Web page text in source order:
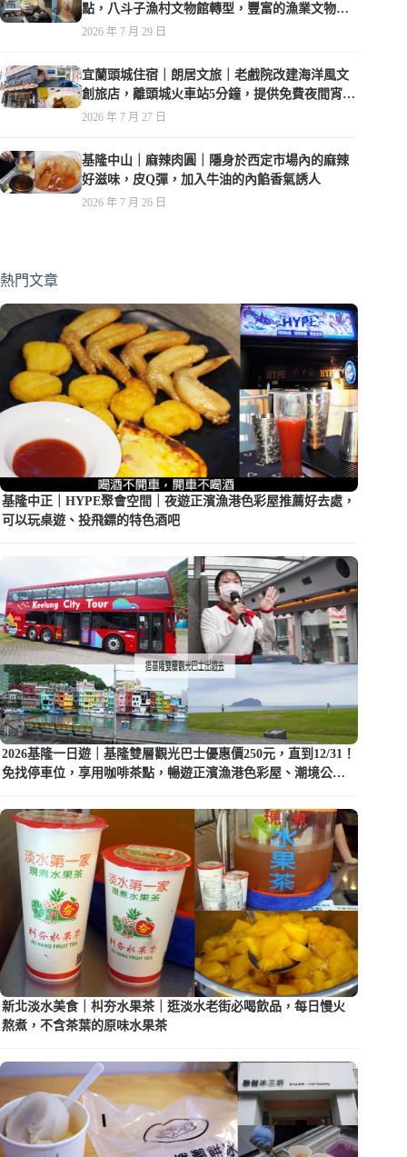
點，八斗子漁村文物館轉型，豐富的漁業文物，
值得走訪
2026 年 7 月 29 日
宜蘭頭城住宿｜朗居文旅｜老戲院改建海洋風文
創旅店，離頭城火車站5分鐘，提供免費夜間宵
夜，親子遊戲空間
2026 年 7 月 27 日
基隆中山｜麻辣肉圓｜隱身於西定市場內的麻辣
好滋味，皮Q彈，加入牛油的內餡香氣誘人
2026 年 7 月 26 日
熱門文章
基隆中正｜HYPE聚會空間｜夜遊正濱漁港色彩屋推薦好去處，
可以玩桌遊、投飛鏢的特色酒吧
2026基隆一日遊｜基隆雙層觀光巴士優惠價250元，直到12/31！
免找停車位，享用咖啡茶點，暢遊正濱漁港色彩屋、潮境公園
新北淡水美食｜朻夯水果茶｜逛淡水老街必喝飲品，每日慢火
熬煮，不含茶葉的原味水果茶